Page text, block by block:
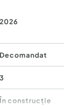
pe jos
de
2026
Decomandat
3
În construcție